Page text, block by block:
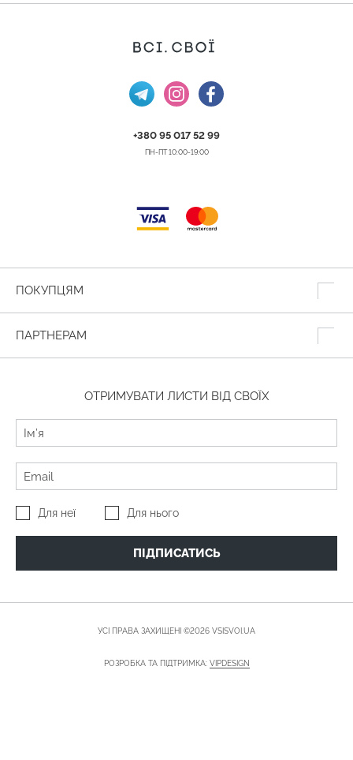
+380 95 017 52 99
ПН-ПТ 10:00-19:00
ПОКУПЦЯМ
ПАРТНЕРАМ
ОТРИМУВАТИ ЛИСТИ ВІД СВОЇХ
Для неї Для нього
ПІДПИСАТИСЬ
УСІ ПРАВА ЗАХИЩЕНІ ©2026 VSISVOI.UA
РОЗРОБКА ТА ПІДТРИМКА: VIPDESIGN